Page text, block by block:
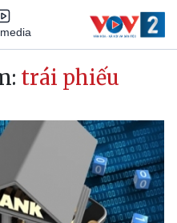
trái phiếu